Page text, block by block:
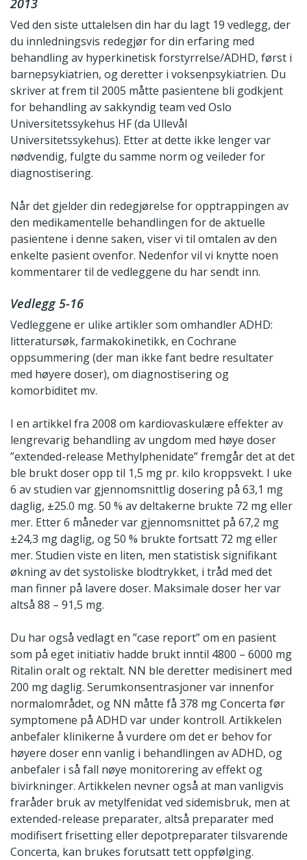
Ved den siste uttalelsen din har du lagt 19 vedlegg, der
du innledningsvis redegjør for din erfaring med
behandling av hyperkinetisk forstyrrelse/ADHD, først i
barnepsykiatrien, og deretter i voksenpsykiatrien. Du
skriver at frem til 2005 måtte pasientene bli godkjent
for behandling av sakkyndig team ved Oslo
Universitetssykehus HF (da Ullevål
Universitetssykehus). Etter at dette ikke lenger var
nødvendig, fulgte du samme norm og veileder for
diagnostisering.
Når det gjelder din redegjørelse for opptrappingen av
den medikamentelle behandlingen for de aktuelle
pasientene i denne saken, viser vi til omtalen av den
enkelte pasient ovenfor. Nedenfor vil vi knytte noen
kommentarer til de vedleggene du har sendt inn.
Vedlegg 5-16
Vedleggene er ulike artikler som omhandler ADHD:
litteratursøk, farmakokinetikk, en Cochrane
oppsummering (der man ikke fant bedre resultater
med høyere doser), om diagnostisering og
komorbiditet mv.
I en artikkel fra 2008 om kardiovaskulære effekter av
lengrevarig behandling av ungdom med høye doser
”extended-release Methylphenidate” fremgår det at det
ble brukt doser opp til 1,5 mg pr. kilo kroppsvekt. I uke
6 av studien var gjennomsnittlig dosering på 63,1 mg
daglig, ±25.0 mg. 50 % av deltakerne brukte 72 mg eller
mer. Etter 6 måneder var gjennomsnittet på 67,2 mg
±24,3 mg daglig, og 50 % brukte fortsatt 72 mg eller
mer. Studien viste en liten, men statistisk signifikant
økning av det systoliske blodtrykket, i tråd med det
man finner på lavere doser. Maksimale doser her var
altså 88 – 91,5 mg.
Du har også vedlagt en ”case report” om en pasient
som på eget initiativ hadde brukt inntil 4800 – 6000 mg
Ritalin oralt og rektalt. NN ble deretter medisinert med
200 mg daglig. Serumkonsentrasjoner var innenfor
normalområdet, og NN måtte få 378 mg Concerta før
symptomene på ADHD var under kontroll. Artikkelen
anbefaler klinikerne å vurdere om det er behov for
høyere doser enn vanlig i behandlingen av ADHD, og
anbefaler i så fall nøye monitorering av effekt og
bivirkninger. Artikkelen nevner også at man vanligvis
fraråder bruk av metylfenidat ved sidemisbruk, men at
extended-release preparater, altså preparater med
modifisert frisetting eller depotpreparater tilsvarende
Concerta, kan brukes forutsatt tett oppfølging.